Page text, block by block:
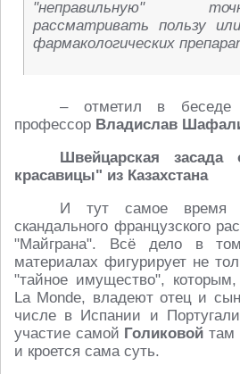
"неправильную"
рассматривать пользу
фармакологических
– отметил в беседе
профессор Владислав
Швейцарская засада
красавицы" из Казахстана
И тут самое время
скандального французского
"Майграна". Всё дело в
материалах фигурирует не
"тайное имущество", которым,
La Monde, владеют отец и сын
числе в Испании и
участие самой Голиковойтам
и кроется сама суть.